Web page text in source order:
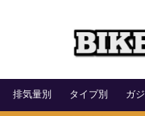
排気量別 タイプ別 ガ